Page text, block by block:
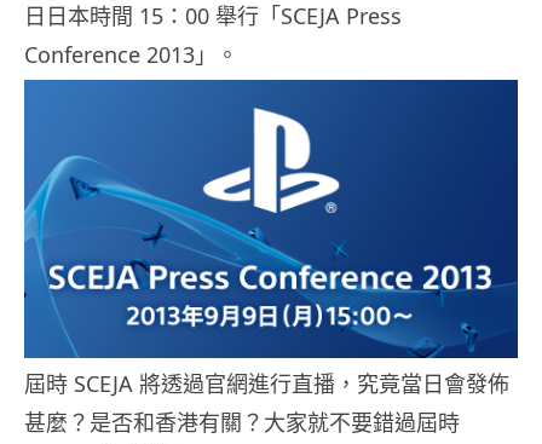
日日本時間 15：00 舉行「SCEJA Press
Conference 2013」。
屆時 SCEJA 將透過官網進行直播，究竟當日會發佈
甚麼？是否和香港有關？大家就不要錯過屆時